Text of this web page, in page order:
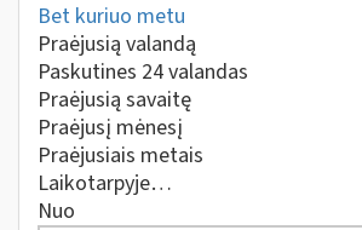
Bet kuriuo metu
Praėjusią valandą
Paskutines 24 valandas
Praėjusią savaitę
Praėjusį mėnesį
Praėjusiais metais
Laikotarpyje…
Nuo